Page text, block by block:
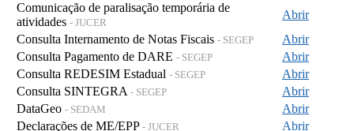
Comunicação de paralisação temporária de
atividades - JUCER
Abrir
Consulta Internamento de Notas Fiscais - SEGEP
Abrir
Consulta Pagamento de DARE - SEGEP
Abrir
Consulta REDESIM Estadual - SEGEP
Abrir
Consulta SINTEGRA - SEGEP
Abrir
DataGeo - SEDAM
Abrir
Declarações de ME/EPP - JUCER Abrir